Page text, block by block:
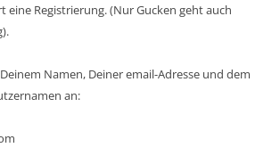
eine Registrierung. (Nur Gucken geht auch
Namen, Deiner email-Adresse und dem
an: